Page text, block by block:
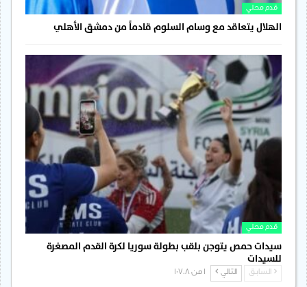
قدم محلي
الهلال يتعاقد مع وسام السلوم قادماً من دمشق الأهلي
قدم محلي
سيدات حمص يتوجن بلقب بطولة سوريا لكرة القدم المصغرة
للسيدات
السابق التالي